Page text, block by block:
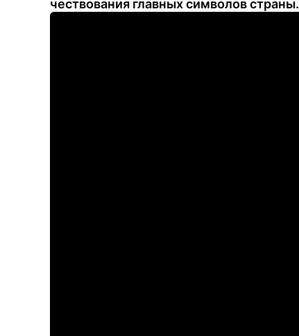
чествования главных символов страны.